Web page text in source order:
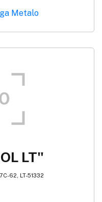
Metalo
LT"
62, LT-51332